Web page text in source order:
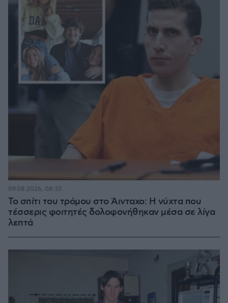
Το σπίτι του τρόμου στο Άινταχο: Η νύχτα που
τέσσερις φοιτητές δολοφονήθηκαν μέσα σε λίγα
λεπτά
09.08.2026, 08:33